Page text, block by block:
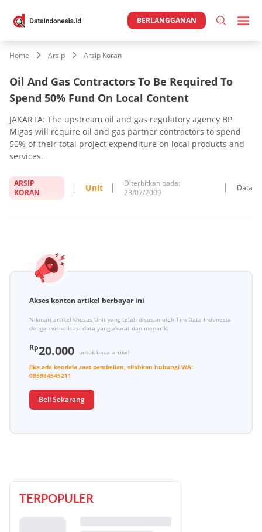
BERLANGGANAN
Home Arsip Arsip Koran
Oil And Gas Contractors To Be Required To
Spend 50% Fund On Local Content
JAKARTA: The upstream oil and gas regulatory agency BP
Migas will require oil and gas partner contractors to spend
50% of their total project expenditure on local products and
services.
ARSIP
KORAN
Unit
Diterbitkan pada:
23/07/2009
Data
Akses konten artikel berbayar ini
Nikmati artikel khusus Unit yang telah disusun oleh Tim Data Indonesia
dengan visualisasi data yang akurat dan menarik.
Rp20.000
untuk baca artikel
Jika ada kendala saat pembelian, silahkan hubungi WA:
085884545211
Beli Sekarang
TERPOPULER